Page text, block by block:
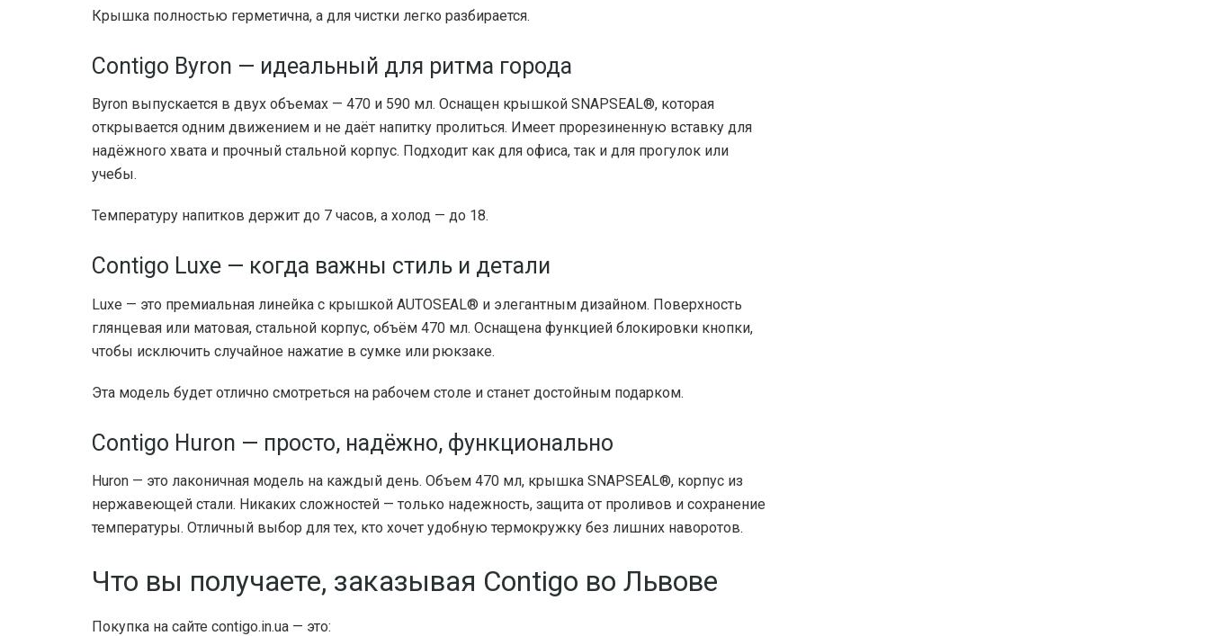
Крышка полностью герметична, а для чистки легко разбирается.
Contigo Byron — идеальный для ритма города
Byron выпускается в двух объемах — 470 и 590 мл. Оснащен крышкой SNAPSEAL®, которая
открывается одним движением и не даёт напитку пролиться. Имеет прорезиненную вставку для
надёжного хвата и прочный стальной корпус. Подходит как для офиса, так и для прогулок или
учебы.
Температуру напитков держит до 7 часов, а холод — до 18.
Contigo Luxe — когда важны стиль и детали
Luxe — это премиальная линейка с крышкой AUTOSEAL® и элегантным дизайном. Поверхность
глянцевая или матовая, стальной корпус, объём 470 мл. Оснащена функцией блокировки кнопки,
чтобы исключить случайное нажатие в сумке или рюкзаке.
Эта модель будет отлично смотреться на рабочем столе и станет достойным подарком.
Contigo Huron — просто, надёжно, функционально
Huron — это лаконичная модель на каждый день. Объем 470 мл, крышка SNAPSEAL®, корпус из
нержавеющей стали. Никаких сложностей — только надежность, защита от проливов и сохранение
температуры. Отличный выбор для тех, кто хочет удобную термокружку без лишних наворотов.
Что вы получаете, заказывая Contigo во Львове
Покупка на сайте contigo.in.ua — это: